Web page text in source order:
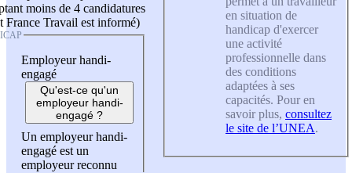
moins de 4 candidatures
France Travail est informé)
Employeur handi-
engagé
Qu'est-ce qu'un
employeur handi-
engagé ?
Un employeur handi-
engagé est un
employeur reconnu
en situation de
handicap d'exercer
une activité
professionnelle dans
des conditions
adaptées à ses
capacités. Pour en
savoir plus, consultez
le site de l’UNEA.